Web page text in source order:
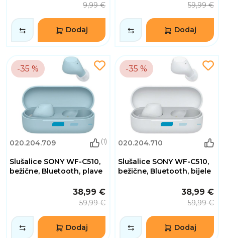
9,99 €
Dodaj
59,99 €
Dodaj
-35 %
020.204.709 (1)
Slušalice SONY WF-C510,
bežične, Bluetooth, plave
38,99 €
59,99 €
Dodaj
-35 %
020.204.710
Slušalice SONY WF-C510,
bežične, Bluetooth, bijele
38,99 €
59,99 €
Dodaj